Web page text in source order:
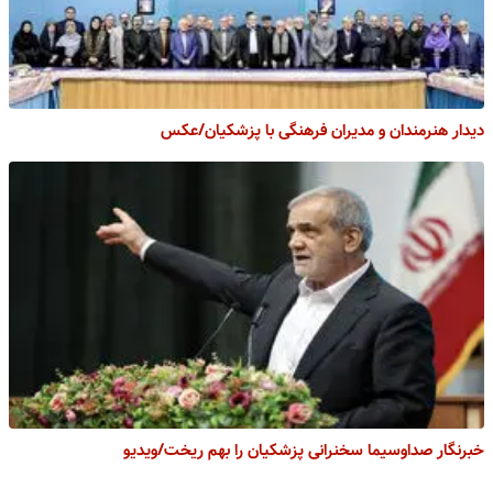
دیدار هنرمندان و مدیران فرهنگی با پزشکیان/عکس
خبرنگار صداوسیما سخنرانی پزشکیان را بهم ریخت/ویدیو